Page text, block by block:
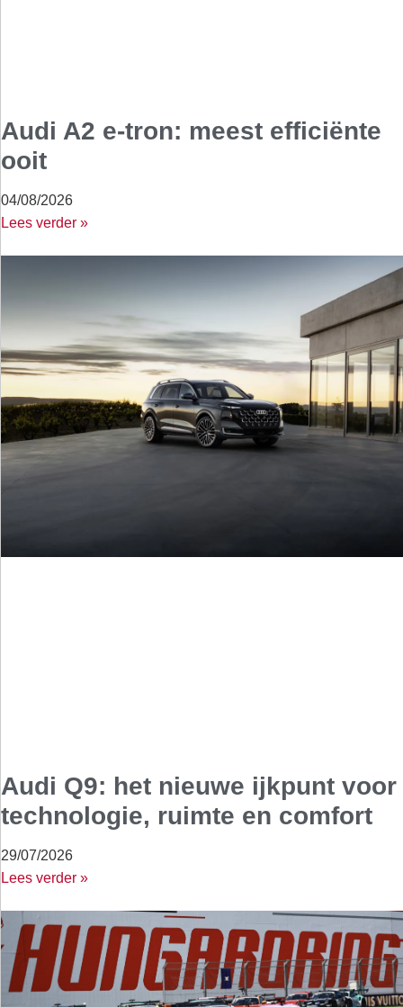
Audi A2 e-tron: meest efficiënte
ooit
04/08/2026
Lees verder »
Audi Q9: het nieuwe ijkpunt voor
technologie, ruimte en comfort
29/07/2026
Lees verder »